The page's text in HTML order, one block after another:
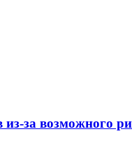
за возможного